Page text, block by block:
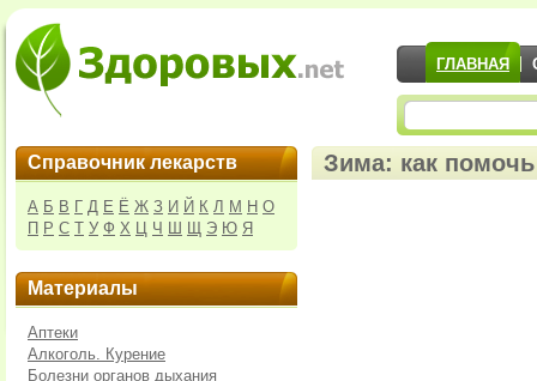
ГЛАВНАЯ
Справочник лекарств
А Б В Г Д Е Ё Ж З И Й К Л М Н О
П Р С Т У Ф Х Ц Ч Ш Щ Э Ю Я
Материалы
Аптеки
Алкоголь. Курение
Болезни органов дыхания
Зима: как